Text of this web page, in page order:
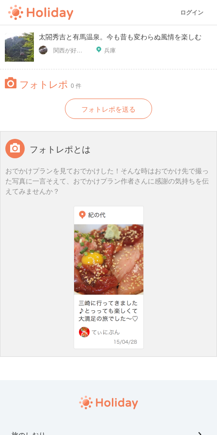
ログイン
太閤秀吉と有馬温泉。今も昔も変わらぬ風情を楽しむ
兵庫
フォトレポ 0 件
フォトレポを送る
フォトレポとは
おでかけプランを見ておでかけした！そんな時はおでかけ先で撮っ
た写真に一言そえて、おでかけプラン作者さんに感謝の気持ちを伝
えてみませんか？